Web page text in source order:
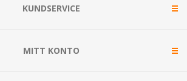
KUNDSERVICE
MITT KONTO